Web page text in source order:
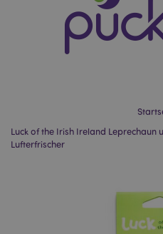
Luck of the Irish Ireland Leprechaun
Lufterfrischer